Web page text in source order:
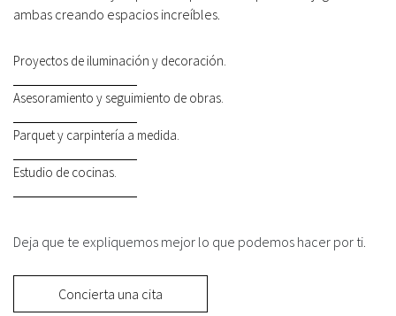
ambas creando espacios increíbles.
Proyectos de iluminación y decoración.
Asesoramiento y seguimiento de obras.
Parquet y carpintería a medida.
Estudio de cocinas.
Deja que te expliquemos mejor lo que podemos hacer por ti.
Concierta una cita